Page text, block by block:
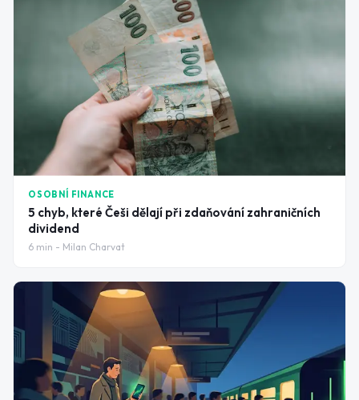
OSOBNÍ FINANCE
5 chyb, které Češi dělají při zdaňování zahraničních
dividend
6 min - Milan Charvat